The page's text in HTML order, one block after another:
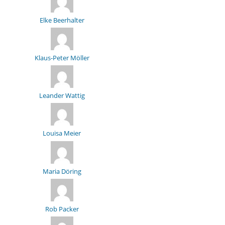
Elke Beerhalter
Klaus-Peter Möller
Leander Wattig
Louisa Meier
Maria Döring
Rob Packer